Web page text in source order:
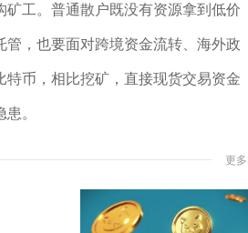
工。普通散户既没有资源拿到低价
，也要面对跨境资金流转、海外政
币，相比挖矿，直接现货交易资金
。
更